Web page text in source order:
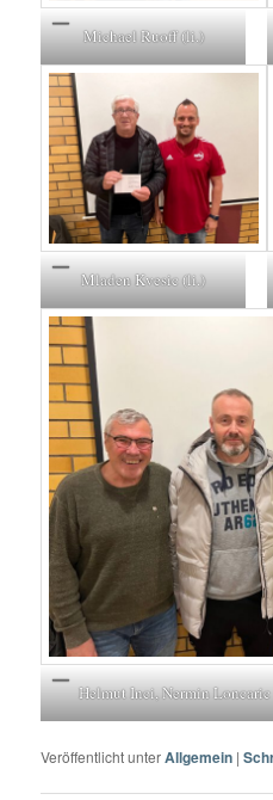
Michael Ruoff (li.)
Mladen Kvesic (li.)
Helmut Inci, Nermin
Veröffentlicht unterAllgemein |